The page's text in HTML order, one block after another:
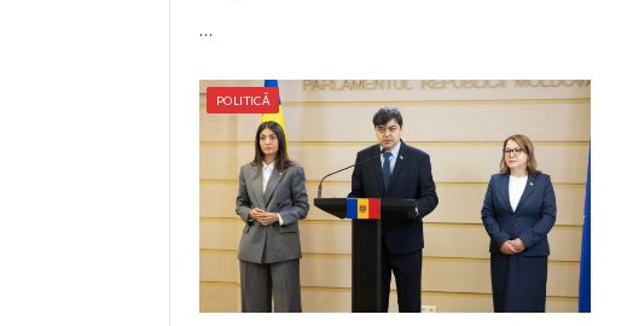
…
POLITICĂ